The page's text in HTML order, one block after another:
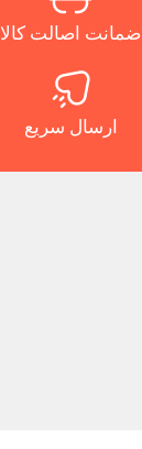
ضمانت اصالت کالا
ارسال سریع